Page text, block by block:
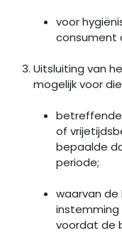
voor
consument
Uitsluiting van
mogelijk voor
betreffende
of
bepaalde
periode;
waarvan de
instemming
voordat de